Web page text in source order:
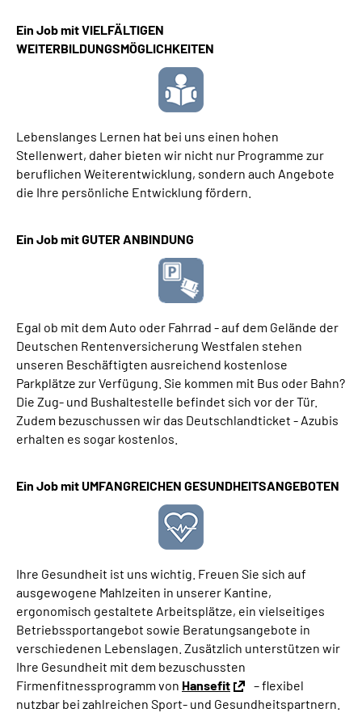
Ein Job mit VIELFÄLTIGEN
WEITERBILDUNGSMÖGLICHKEITEN
Lebenslanges Lernen hat bei uns einen hohen
Stellenwert, daher bieten wir nicht nur Programme zur
beruflichen Weiterentwicklung, sondern auch Angebote
die Ihre persönliche Entwicklung fördern.
Ein Job mit GUTER ANBINDUNG
Egal ob mit dem Auto oder Fahrrad - auf dem Gelände der
Deutschen Rentenversicherung Westfalen stehen
unseren Beschäftigten ausreichend kostenlose
Parkplätze zur Verfügung. Sie kommen mit Bus oder Bahn?
Die Zug- und Bushaltestelle befindet sich vor der Tür.
Zudem bezuschussen wir das Deutschlandticket - Azubis
erhalten es sogar kostenlos.
Ein Job mit UMFANGREICHEN GESUNDHEITSANGEBOTEN
Ihre Gesundheit ist uns wichtig. Freuen Sie sich auf
ausgewogene Mahlzeiten in unserer Kantine,
ergonomisch gestaltete Arbeitsplätze, ein vielseitiges
Betriebssportangebot sowie Beratungsangebote in
verschiedenen Lebenslagen. Zusätzlich unterstützen wir
Ihre Gesundheit mit dem bezuschussten
Firmenfitnessprogramm von Hansefit
– flexibel
nutzbar bei zahlreichen Sport- und Gesundheitspartnern.